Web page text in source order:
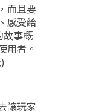
而且要
感受給
故事概
用者。
讓玩家